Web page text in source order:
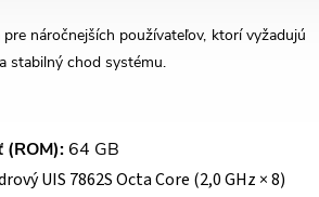
náročnejších používateľov, ktorí vyžadujú
stabilný chod systému.
(ROM): 64 GB
UIS 7862S Octa Core (2,0 GHz × 8)